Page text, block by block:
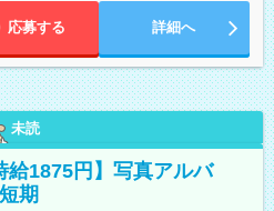
応募する 詳細へ
未読
給1875円】写真アルバ
期